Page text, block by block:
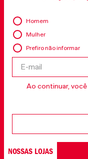
Homem
Mulher
Prefiro não informar
Ao continuar,
NOSSAS LOJAS